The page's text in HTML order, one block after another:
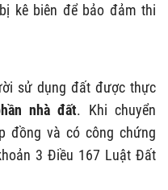
kê biên để bảo đảm thi
sử dụng đất được thực
nhà đất. Khi chuyển
đồng và có công chứng
3 Điều 167 Luật Đất